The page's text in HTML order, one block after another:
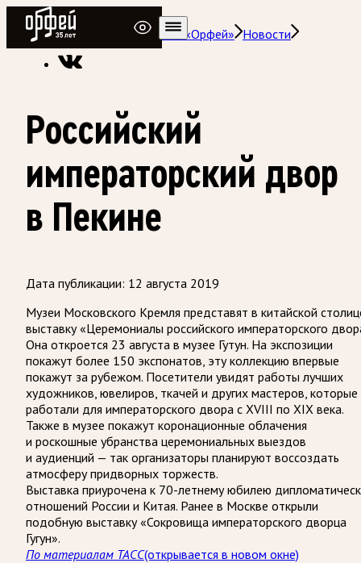
Радио Орфей
Радио классической музыки «Орфей» Новости
Российский
императорский двор
в Пекине
Дата публикации: 12 августа 2019
Музеи Московского Кремля представят в китайской
выставку «Церемониалы российского императорского
Она откроется 23 августа в музее Гутун. На экспозиции
покажут более 150 экспонатов, эту коллекцию впервые
покажут за рубежом. Посетители увидят работы лучших
художников, ювелиров, ткачей и других мастеров, которые
работали для императорского двора с XVIII по XIX века.
Также в музее покажут коронационные облачения
и роскошные убранства церемониальных выездов
и аудиенций — так организаторы планируют воссоздать
атмосферу придворных торжеств.
Выставка приурочена к 70-летнему юбилею
отношений России и Китая. Ранее в Москве открыли
подобную выставку «Сокровища императорского дворца
Гугун».
По материалам ТАСС(открывается в новом окне)